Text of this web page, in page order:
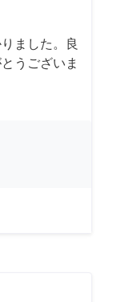
ました。良
うございま